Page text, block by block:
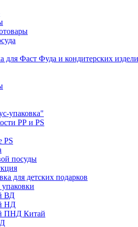
для Фаст Фуда и кондитерских
упаковка"
РР и PS
PS
посуды
для детских подарков
ВД
НД
ПНД Китай